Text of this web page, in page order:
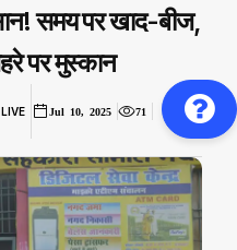
समय पर खाद-बीज,
पर मुस्कान
Jul 10, 2025 71